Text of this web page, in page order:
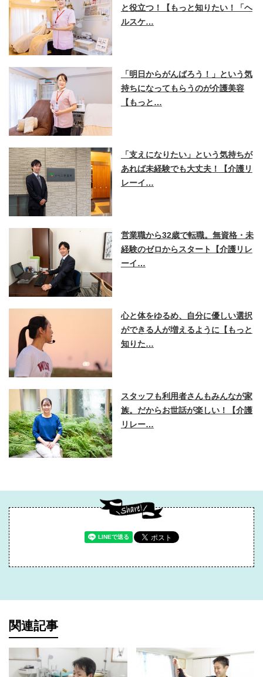
と役立つ！【もっと知りたい！「ヘ
ルスケ…
「明日からがんばろう！」という気
持ちになってもらうのが介護美容
【もっと…
「支えになりたい」という気持ちが
あれば未経験でも大丈夫！【介護リ
レーイ…
営業職から32歳で転職。無資格・未
経験のゼロからスタート【介護リレ
ーイ…
心と体をゆるめ、自分に優しい選択
ができる人が増えるように【もっと
知りた…
スタッフも利用者さんもみんなが家
族。だからお世話が楽しい！【介護
リレー…
関連記事